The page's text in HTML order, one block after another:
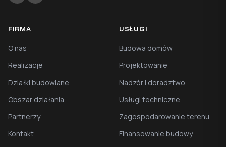
FIRMA
O nas
Realizacje
Działki budowlane
Obszar działania
Partnerzy
Kontakt
USŁUGI
Budowa domów
Projektowanie
Nadzór i doradztwo
Usługi techniczne
Zagospodarowanie terenu
Finansowanie budowy